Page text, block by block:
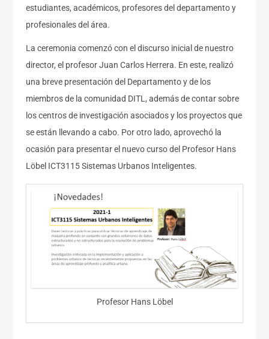
estudiantes, académicos, profesores del departamento y
profesionales del área.
La ceremonia comenzó con el discurso inicial de nuestro
director, el profesor Juan Carlos Herrera. En este, realizó
una breve presentación del Departamento y de los
miembros de la comunidad DITL, además de contar sobre
los centros de investigación asociados y los proyectos que
se están llevando a cabo. Por otro lado, aprovechó la
ocasión para presentar el nuevo curso del Profesor Hans
Löbel ICT3115 Sistemas Urbanos Inteligentes.
Profesor Hans Löbel